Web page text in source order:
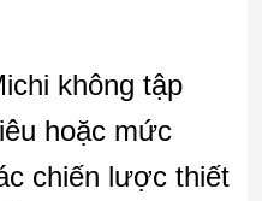
không tập
hoặc mức
chiến lược thiết